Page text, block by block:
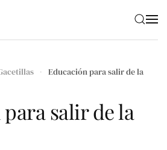
Educación para salir de la
salir de la